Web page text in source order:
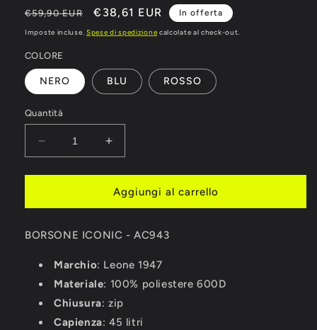
Prezzo
di
€59,90 EUR
Prezzo
scontato
€38,61 EUR In offerta
Imposte incluse. Spese di spedizione calcolate al check-out.
COLORE
NERO BLU ROSSO
Quantità
Diminuisci
quantità
per
LEONE
-
Aumenta
quantità
per
BORSONE
LEONE
-
Aggiungi al carrello
BORSONE ICONIC -AC943
Marchio: Leone 1947
Materiale: 100% poliestere 600D
Chiusura: zip
Capienza: 45 litri